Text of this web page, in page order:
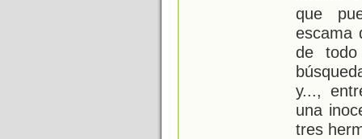
que
escama
de
y...,
una
tres